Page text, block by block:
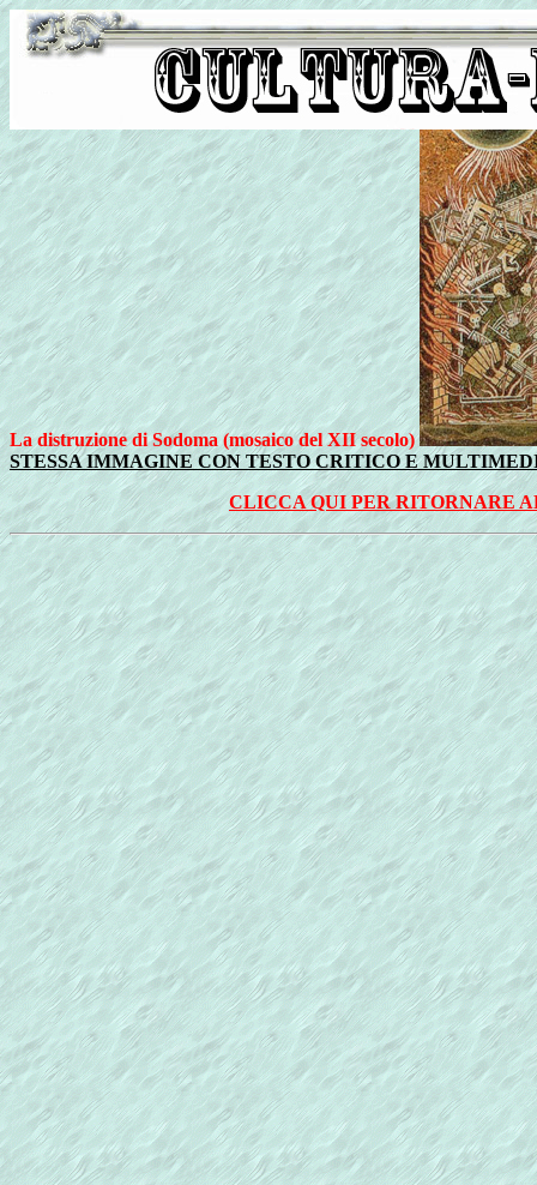
La distruzione di Sodoma (mosaico del XII secolo)
STESSA IMMAGINE CON TESTO CRITICO E
CLICCA QUI PER RITORNARE